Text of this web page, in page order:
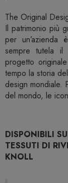
The Original
Il patrimonio più
per
sempre tutela il
progetto
tempo la storia
design mondiale.
del mondo, le
DISPONIBILI
TESSUTI DI
KNOLL